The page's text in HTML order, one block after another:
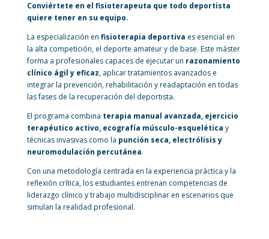
Conviértete en el fisioterapeuta que todo deportista
quiere tener en su equipo.
La especialización en fisioterapia deportiva es esencial en
la alta competición, el deporte amateur y de base. Este máster
forma a profesionales capaces de ejecutar un razonamiento
clínico ágil y eficaz, aplicar tratamientos avanzados e
integrar la prevención, rehabilitación y readaptación en todas
las fases de la recuperación del deportista.
El programa combina terapia manual avanzada, ejercicio
terapéutico activo, ecografía músculo-esquelética y
técnicas invasivas como la punción seca, electrólisis y
neuromodulación percutánea.
Con una metodología centrada en la experiencia práctica y la
reflexión crítica, los estudiantes entrenan competencias de
liderazgo clínico y trabajo multidisciplinar en escenarios que
simulan la realidad profesional.